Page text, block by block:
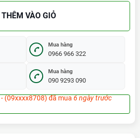
THÊM VÀO GIỎ
Mua hàng
0966 966 322
Mua hàng
090 9293 090
đã mua 7 giờ trước (14:02:58)